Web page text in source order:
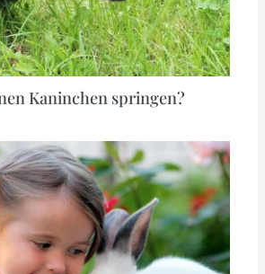
Kaninchen springen?